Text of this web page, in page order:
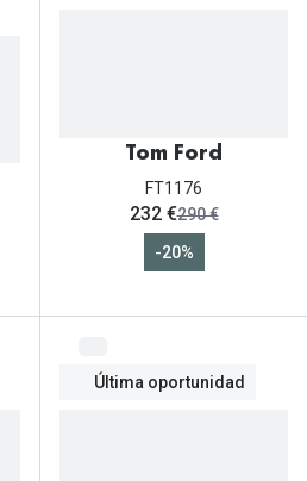
Tom Ford
FT1176
ahora:
232 €antes:
290 €
-20%
Última oportunidad